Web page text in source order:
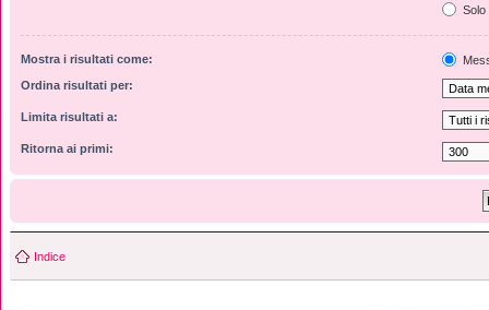
Solo
Mostra i risultati come:
Ordina risultati per:
Limita risultati a:
Ritorna ai primi:
Indice